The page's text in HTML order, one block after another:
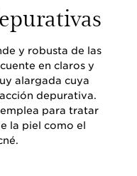
y robusta de las
en claros y
alargada cuya
depurativa.
para tratar
la piel como el